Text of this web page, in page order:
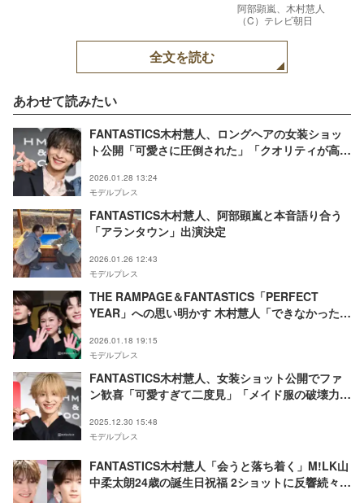
阿部顕嵐、木村慧人
（C）テレビ朝日
全文を読む
あわせて読みたい
FANTASTICS木村慧人、ロングヘアの女装ショッ
ト公開「可愛さに圧倒された」「クオリティが高す
2026.01.28 13:24
モデルプレス
FANTASTICS木村慧人、阿部顕嵐と本音語り合う
「アランタウン」出演決定
2026.01.26 12:43
モデルプレス
THE RAMPAGE＆FANTASTICS「PERFECT
YEAR」への思い明かす 木村慧人「できなかった思
2026.01.18 19:15
モデルプレス
FANTASTICS木村慧人、女装ショット公開でファ
ン歓喜「可愛すぎて二度見」「メイド服の破壊力す
2025.12.30 15:48
モデルプレス
FANTASTICS木村慧人「会うと落ち着く」M!LK山
中柔太朗24歳の誕生日祝福 2ショットに反響続々